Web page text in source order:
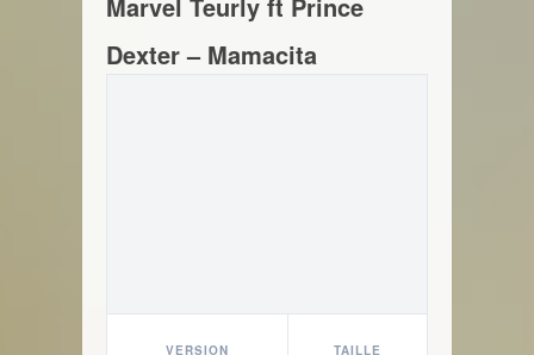
Dexter – Mamacita
VERSION TAILLE